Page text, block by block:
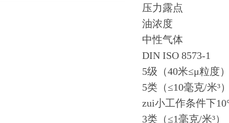
压力露点
油浓度
中性气体
DIN ISO 8573-1
5级（40米≤μ粒度
5类（≤10毫克/米³
zui小工作条件下
3类（≤1毫克/米³）